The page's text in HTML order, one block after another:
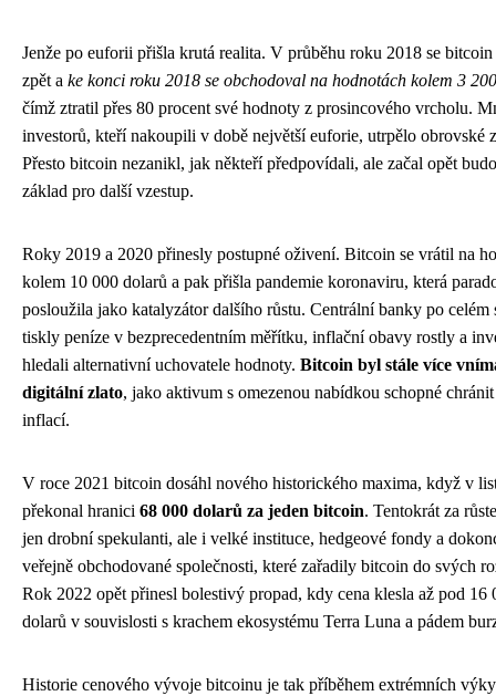
Jenže po euforii přišla krutá realita. V průběhu roku 2018 se
zpět a ke konci roku 2018 se obchodoval na hodnotách kolem 3
čímž ztratil přes 80 procent své hodnoty z prosincového vrcholu.
investorů, kteří nakoupili v době největší euforie, utrpělo obrovské
Přesto bitcoin nezanikl, jak někteří předpovídali, ale začal opět
základ pro další vzestup.
Roky 2019 a 2020 přinesly postupné oživení. Bitcoin se vrátil na
kolem 10 000 dolarů a pak přišla pandemie koronaviru, která
posloužila jako katalyzátor dalšího růstu. Centrální banky po celém
tiskly peníze v bezprecedentním měřítku, inflační obavy rostly a
hledali alternativní uchovatele hodnoty. Bitcoin byl stále více
digitální zlato, jako aktivum s omezenou nabídkou schopné
inflací.
V roce 2021 bitcoin dosáhl nového historického maxima, když v
překonal hranici 68 000 dolarů za jeden bitcoin. Tentokrát za
jen drobní spekulanti, ale i velké instituce, hedgeové fondy a
veřejně obchodované společnosti, které zařadily bitcoin do svých
Rok 2022 opět přinesl bolestivý propad, kdy cena klesla až pod 16
dolarů v souvislosti s krachem ekosystému Terra Luna a pádem
Historie cenového vývoje bitcoinu je tak příběhem extrémních